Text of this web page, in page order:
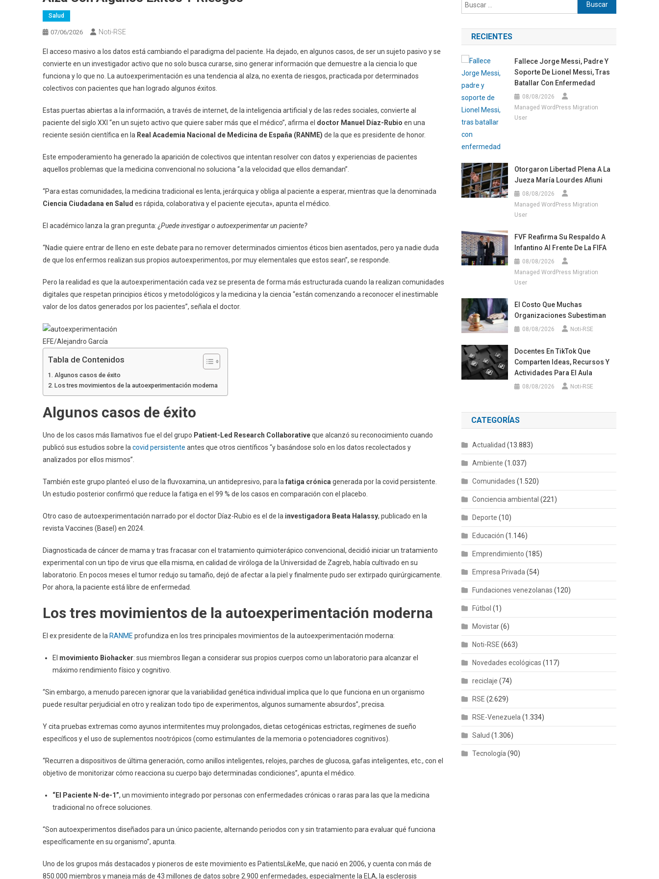
Salud
07/06/2026 Noti-RSE
El acceso masivo a los datos está cambiando el paradigma del paciente. Ha dejado, en algunos casos, de ser un sujeto pasivo y se
convierte en un investigador activo que no solo busca curarse, sino generar información que demuestre a la ciencia lo que
funciona y lo que no. La autoexperimentación es una tendencia al alza, no exenta de riesgos, practicada por determinados
colectivos con pacientes que han logrado algunos éxitos.
Estas puertas abiertas a la información, a través de internet, de la inteligencia artificial y de las redes sociales, convierte al
paciente del siglo XXI “en un sujeto activo que quiere saber más que el médico”, afirma el doctor Manuel Díaz-Rubio en una
reciente sesión científica en la Real Academia Nacional de Medicina de España (RANME) de la que es presidente de honor.
Este empoderamiento ha generado la aparición de colectivos que intentan resolver con datos y experiencias de pacientes
aquellos problemas que la medicina convencional no soluciona “a la velocidad que ellos demandan”.
“Para estas comunidades, la medicina tradicional es lenta, jerárquica y obliga al paciente a esperar, mientras que la denominada
Ciencia Ciudadana en Salud es rápida, colaborativa y el paciente ejecuta», apunta el médico.
El académico lanza la gran pregunta: ¿Puede investigar o autoexperimentar un paciente?
“Nadie quiere entrar de lleno en este debate para no remover determinados cimientos éticos bien asentados, pero ya nadie duda
de que los enfermos realizan sus propios autoexperimentos, por muy elementales que estos sean”, se responde.
Pero la realidad es que la autoexperimentación cada vez se presenta de forma más estructurada cuando la realizan comunidades
digitales que respetan principios éticos y metodológicos y la medicina y la ciencia “están comenzando a reconocer el inestimable
valor de los datos generados por los pacientes”, señala el doctor.
EFE/Alejandro García
Tabla de Contenidos
Algunos casos de éxito
Los tres movimientos de la autoexperimentación moderna
Algunos casos de éxito
Uno de los casos más llamativos fue el del grupo Patient-Led Research Collaborativeque alcanzó su reconocimiento cuando
publicó sus estudios sobre la covid persistente antes que otros científicos “y basándose solo en los datos recolectados y
analizados por ellos mismos”.
También este grupo planteó el uso de la fluvoxamina, un antidepresivo, para la fatiga crónica generada por la covid persistente.
Un estudio posterior confirmó que reduce la fatiga en el 99 % de los casos en comparación con el placebo.
Otro caso de autoexperimentación narrado por el doctor Díaz-Rubio es el de la investigadora Beata Halassy, publicado en la
revista Vaccines (Basel) en 2024.
Diagnosticada de cáncer de mama y tras fracasar con el tratamiento quimioterápico convencional, decidió iniciar un tratamiento
experimental con un tipo de virus que ella misma, en calidad de viróloga de la Universidad de Zagreb, había cultivado en su
laboratorio. En pocos meses el tumor redujo su tamaño, dejó de afectar a la piel y finalmente pudo ser extirpado quirúrgicamente.
Por ahora, la paciente está libre de enfermedad.
Los tres movimientos de la autoexperimentación moderna
El ex presidente de la RANME profundiza en los tres principales movimientos de la autoexperimentación moderna:
El movimiento Biohacker: sus miembros llegan a considerar sus propios cuerpos como un laboratorio para alcanzar el
máximo rendimiento físico y cognitivo.
“Sin embargo, a menudo parecen ignorar que la variabilidad genética individual implica que lo que funciona en un organismo
puede resultar perjudicial en otro y realizan todo tipo de experimentos, algunos sumamente absurdos”, precisa.
Y cita pruebas extremas como ayunos intermitentes muy prolongados, dietas cetogénicas estrictas, regímenes de sueño
específicos y el uso de suplementos nootrópicos (como estimulantes de la memoria o potenciadores cognitivos).
“Recurren a dispositivos de última generación, como anillos inteligentes, relojes, parches de glucosa, gafas inteligentes, etc., con el
objetivo de monitorizar cómo reacciona su cuerpo bajo determinadas condiciones”, apunta el médico.
“El Paciente N-de-1”, un movimiento integrado por personas con enfermedades crónicas o raras para las que la medicina
tradicional no ofrece soluciones.
“Son autoexperimentos diseñados para un único paciente, alternando periodos con y sin tratamiento para evaluar qué funciona
específicamente en su organismo”, apunta.
Uno de los grupos más destacados y pioneros de este movimiento es PatientsLikeMe, que nació en 2006, y cuenta con más de
850.000 miembros y maneja más de 43 millones de datos sobre 2.900 enfermedades, especialmente la ELA, la esclerosis
RECIENTES
Fallece Jorge Messi, Padre Y
Soporte De Lionel Messi, Tras
Batallar Con Enfermedad
08/08/2026
Managed WordPress Migration
User
Otorgaron Libertad Plena A La
Jueza María Lourdes Afiuni
08/08/2026
Managed WordPress Migration
User
FVF Reafirma Su Respaldo A
Infantino Al Frente De La FIFA
08/08/2026
Managed WordPress Migration
User
El Costo Que Muchas
Organizaciones Subestiman
08/08/2026 Noti-RSE
Docentes En TikTok Que
Comparten Ideas, Recursos Y
Actividades Para El Aula
08/08/2026 Noti-RSE
CATEGORÍAS
Actualidad (13.883)
Ambiente (1.037)
Comunidades (1.520)
Conciencia ambiental (221)
Deporte (10)
Educación (1.146)
Emprendimiento (185)
Empresa Privada (54)
Fundaciones venezolanas (120)
Fútbol (1)
Movistar(6)
Noti-RSE (663)
Novedades ecológicas (117)
reciclaje (74)
RSE (2.629)
RSE-Venezuela (1.334)
Salud (1.306)
Tecnología (90)